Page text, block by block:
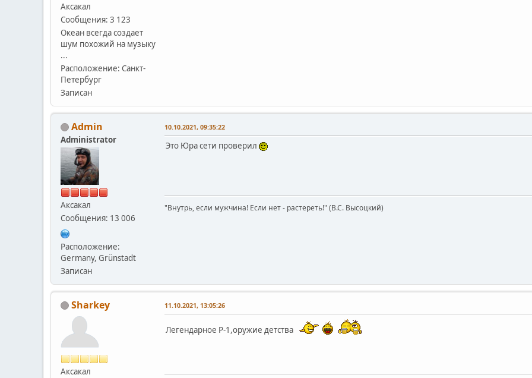
Аксакал
Сообщения: 3 123
Океан всегда создает
шум похожий на музыку
...
Расположение: Санкт-
Петербург
Записан
Admin
Administrator
Аксакал
Сообщения: 13 006
Расположение:
Germany, Grünstadt
Записан
10.10.2021, 09:35:22
Это Юра сети проверил
"Внутрь, если мужчина! Если нет - растереть!" (В.С. Высоцкий)
Sharkey
Аксакал
11.10.2021, 13:05:26
Легендарное Р-1,оружие детства